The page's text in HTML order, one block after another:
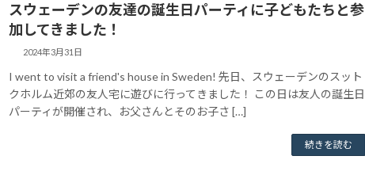
スウェーデンの友達の誕生日パーティに子どもたちと参
加してきました！
2024年3月31日
I went to visit a friend's house in Sweden! 先日、スウェーデンのスット
クホルム近郊の友人宅に遊びに行ってきました！ この日は友人の誕生日
パーティが開催され、お父さんとそのお子さ […]
続きを読む